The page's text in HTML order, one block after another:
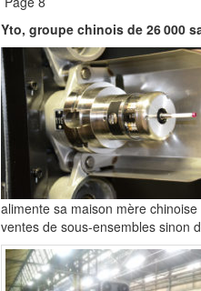
Le monument de
La Mougeotte
Revue de presse
pièges
Pierres
Yto, groupe chinois de 26 000
alimente sa maison mère
ventes de sous-ensembles sinon